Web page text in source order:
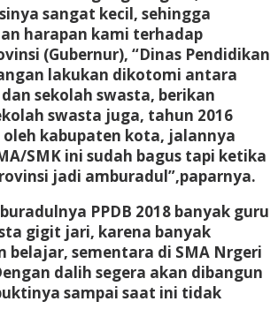
sangat kecil, sehingga
harapan kami terhadap
(Gubernur), “Dinas Pendidikan
lakukan dikotomi antara
sekolah swasta, berikan
swasta juga, tahun 2016
kabupaten kota, jalannya
SMK ini sudah bagus tapi ketika
jadi amburadul”,paparnya.
PPDB 2018 banyak guru
gigit jari, karena banyak
belajar, sementara di SMA Nrgeri
dalih segera akan dibangun
sampai saat ini tidak